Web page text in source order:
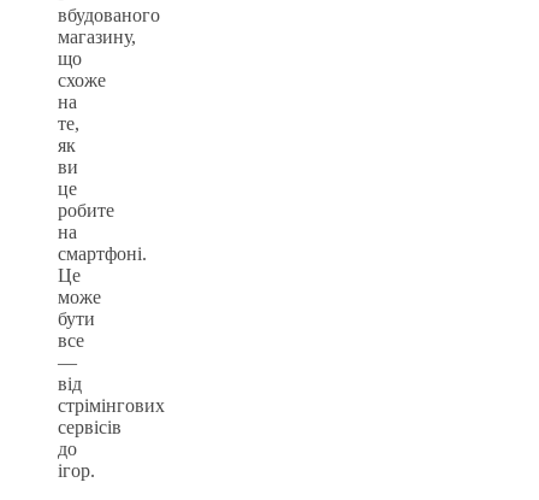
вбудованого
магазину,
що
схоже
на
те,
як
ви
це
робите
на
смартфоні.
Це
може
бути
все
—
від
стрімінгових
сервісів
до
ігор.